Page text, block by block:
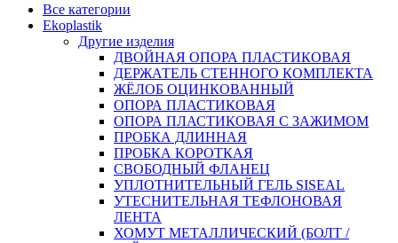
Все категории
Ekoplastik
Другие изделия
ДВОЙНАЯ ОПОРА ПЛАСТИКОВАЯ
ДЕРЖАТЕЛЬ СТЕННОГО КОМПЛЕКТА
ЖЁЛОБ ОЦИНКОВАННЫЙ
ОПОРА ПЛАСТИКОВАЯ
ОПОРА ПЛАСТИКОВАЯ С ЗАЖИМОМ
ПРОБКА ДЛИННАЯ
ПРОБКА КОРОТКАЯ
СВОБОДНЫЙ ФЛАНЕЦ
УПЛОТНИТЕЛЬНЫЙ ГЕЛЬ SISEAL
УТЕСНИТЕЛЬНАЯ ТЕФЛОНОВАЯ
ЛЕНТА
ХОМУТ МЕТАЛЛИЧЕСКИЙ (БОЛТ /